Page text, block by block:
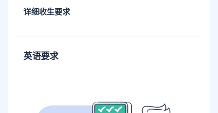
详细收生要求
-
英语要求
-